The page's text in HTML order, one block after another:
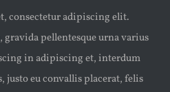
consectetur adipiscing elit.
pellentesque urna varius
in adipiscing et, interdum
justo eu convallis placerat, felis